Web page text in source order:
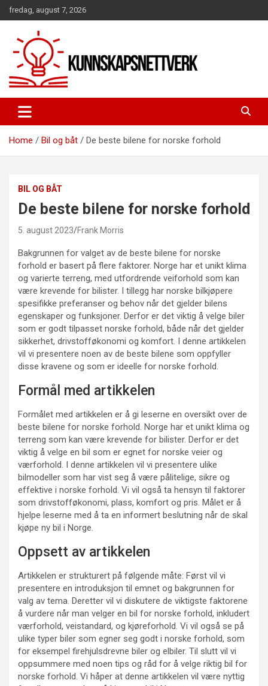
Skip
to
fredag, august 7, 2026
Home Bil og båt De beste bilene for norske forhold
BIL OG BÅT
De beste bilene for norske forhold
5. august 2023 Frank Morris
Bakgrunnen for valget av de beste bilene for norske
forhold er basert på flere faktorer. Norge har et unikt klima
og varierte terreng, med utfordrende veiforhold som kan
være krevende for bilister. I tillegg har norske bilkjøpere
spesifikke preferanser og behov når det gjelder bilens
egenskaper og funksjoner. Derfor er det viktig å velge biler
som er godt tilpasset norske forhold, både når det gjelder
sikkerhet, drivstofføkonomi og komfort. I denne artikkelen
vil vi presentere noen av de beste bilene som oppfyller
disse kravene og som er ideelle for norske forhold.
Formål med artikkelen
Formålet med artikkelen er å gi leserne en oversikt over de
beste bilene for norske forhold. Norge har et unikt klima og
terreng som kan være krevende for bilister. Derfor er det
viktig å velge en bil som er egnet for norske veier og
værforhold. I denne artikkelen vil vi presentere ulike
bilmodeller som har vist seg å være pålitelige, sikre og
effektive i norske forhold. Vi vil også ta hensyn til faktorer
som drivstofføkonomi, plass, komfort og pris. Målet er å
hjelpe leserne med å ta en informert beslutning når de skal
kjøpe ny bil i Norge.
Oppsett av artikkelen
Artikkelen er strukturert på følgende måte: Først vil vi
presentere en introduksjon til emnet og bakgrunnen for
valg av tema. Deretter vil vi diskutere de viktigste faktorene
å vurdere når man velger en bil for norske forhold, inkludert
værforhold, veistandard, og kjøreforhold. Vi vil også se på
ulike typer biler som egner seg godt i norske forhold, som
for eksempel firehjulsdrevne biler og elbiler. Til slutt vil vi
oppsummere med noen tips og råd for å velge riktig bil for
norske forhold. Vi håper at denne artikkelen vil være nyttig